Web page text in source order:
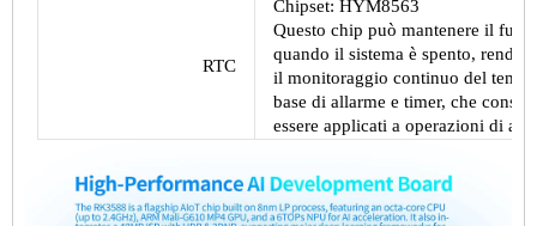
RTC
Chipset: HYM8563
Questo chip può mantenere il
quando il sistema è spento,
il monitoraggio continuo del
base di allarme e timer, che
essere applicati a operazioni di